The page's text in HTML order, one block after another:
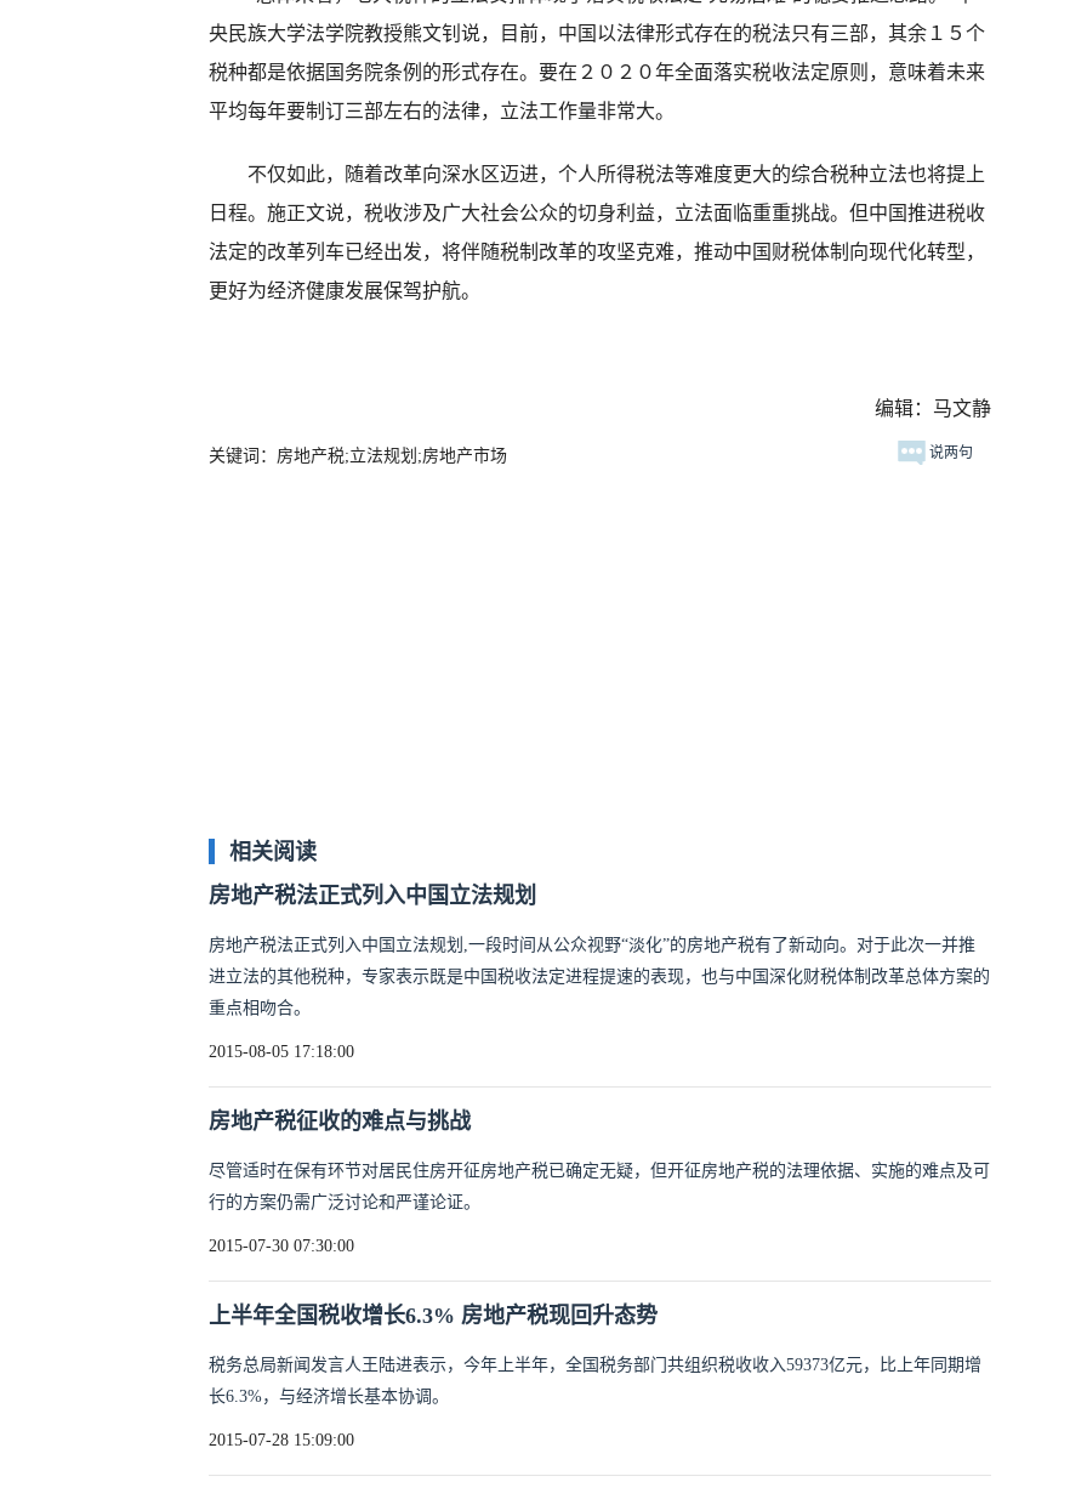
央民族大学法学院教授熊文钊说，目前，中国以法律形式存在的税法只有三部，其余１５个
税种都是依据国务院条例的形式存在。要在２０２０年全面落实税收法定原则，意味着未来
平均每年要制订三部左右的法律，立法工作量非常大。
不仅如此，随着改革向深水区迈进，个人所得税法等难度更大的综合税种立法也将提上
日程。施正文说，税收涉及广大社会公众的切身利益，立法面临重重挑战。但中国推进税收
法定的改革列车已经出发，将伴随税制改革的攻坚克难，推动中国财税体制向现代化转型，
更好为经济健康发展保驾护航。
编辑：马文静
关键词：房地产税;立法规划;房地产市场 说两句
相关阅读
房地产税法正式列入中国立法规划
房地产税法正式列入中国立法规划,一段时间从公众视野“淡化”的房地产税有了新动向。对于此次一并推
进立法的其他税种，专家表示既是中国税收法定进程提速的表现，也与中国深化财税体制改革总体方案的
重点相吻合。
2015-08-05 17:18:00
房地产税征收的难点与挑战
尽管适时在保有环节对居民住房开征房地产税已确定无疑，但开征房地产税的法理依据、实施的难点及可
行的方案仍需广泛讨论和严谨论证。
2015-07-30 07:30:00
上半年全国税收增长6.3% 房地产税现回升态势
税务总局新闻发言人王陆进表示，今年上半年，全国税务部门共组织税收收入59373亿元，比上年同期增
长6.3%，与经济增长基本协调。
2015-07-28 15:09:00